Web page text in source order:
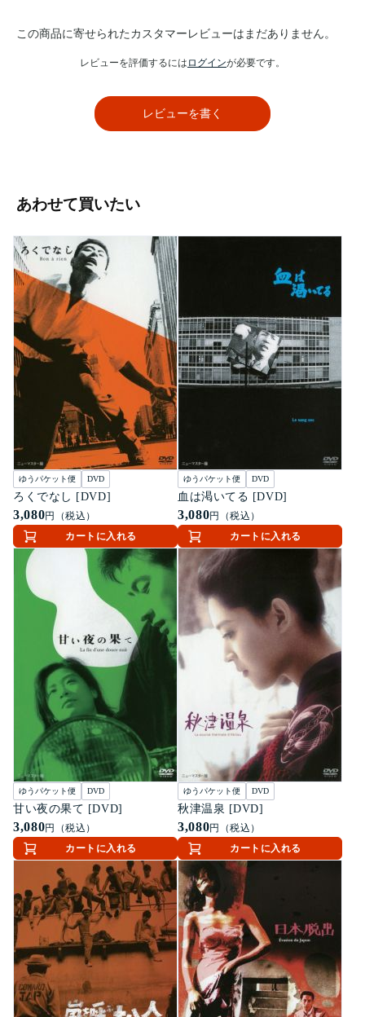
この商品に寄せられたカスタマーレビューはまだありません。
レビューを評価するには ログインが必要です。
レビューを書く
あわせて買いたい
ゆうパケット便 DVD
ろくでなし [DVD]
3,080円（税込）
カートに入れる
ゆうパケット便 DVD
血は渇いてる [DVD]
3,080円（税込）
カートに入れる
ゆうパケット便 DVD
甘い夜の果て [DVD]
3,080円（税込）
カートに入れる
ゆうパケット便 DVD
秋津温泉 [DVD]
3,080円（税込）
カートに入れる